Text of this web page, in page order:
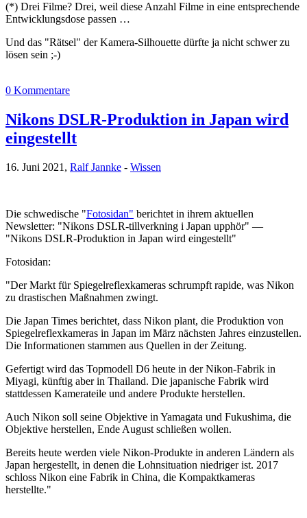
(*) Drei Filme? Drei, weil diese Anzahl Filme in eine entsprechende
Entwicklungsdose passen …
Und das "Rätsel" der Kamera-Silhouette dürfte ja nicht schwer zu
lösen sein ;-)
0 Kommentare
Nikons DSLR-Produktion in Japan wird
eingestellt
16. Juni 2021, Ralf Jannke - Wissen
Die schwedische "Fotosidan" berichtet in ihrem aktuellen
Newsletter: "Nikons DSLR-tillverkning i Japan upphör" —
"Nikons DSLR-Produktion in Japan wird eingestellt"
Fotosidan:
"Der Markt für Spiegelreflexkameras schrumpft rapide, was Nikon
zu drastischen Maßnahmen zwingt.
Die Japan Times berichtet, dass Nikon plant, die Produktion von
Spiegelreflexkameras in Japan im März nächsten Jahres einzustellen.
Die Informationen stammen aus Quellen in der Zeitung.
Gefertigt wird das Topmodell D6 heute in der Nikon-Fabrik in
Miyagi, künftig aber in Thailand. Die japanische Fabrik wird
stattdessen Kamerateile und andere Produkte herstellen.
Auch Nikon soll seine Objektive in Yamagata und Fukushima, die
Objektive herstellen, Ende August schließen wollen.
Bereits heute werden viele Nikon-Produkte in anderen Ländern als
Japan hergestellt, in denen die Lohnsituation niedriger ist. 2017
schloss Nikon eine Fabrik in China, die Kompaktkameras
herstellte."